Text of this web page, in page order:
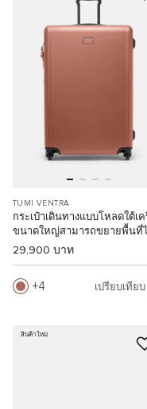
TUMI VENTRA
กระเป๋าเดินทางแบบโหลดใต้เค
ขนาดใหญ่สามารถขยายพื้นที่
29,900 บาท
4 เปรียบเทียบ
สินค้าใหม่